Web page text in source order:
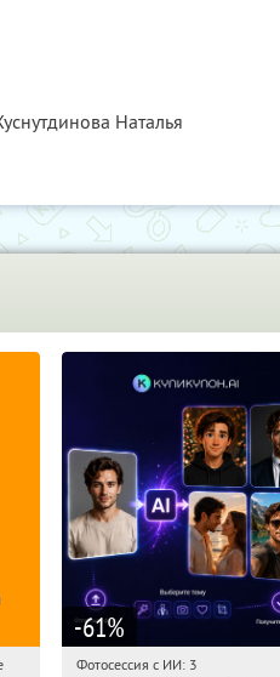
Наталья
-61%
15:19:45
Фотосессия с ИИ: 3